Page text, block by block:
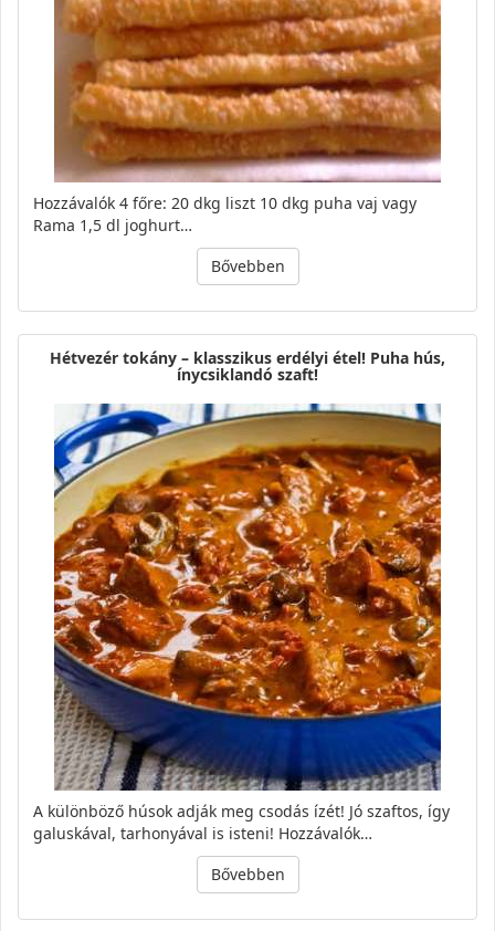
Hozzávalók 4 főre: 20 dkg liszt 10 dkg puha vaj vagy
Rama 1,5 dl joghurt…
Bővebben
Hétvezér tokány – klasszikus erdélyi étel! Puha hús,
ínycsiklandó szaft!
A különböző húsok adják meg csodás ízét! Jó szaftos, így
galuskával, tarhonyával is isteni! Hozzávalók…
Bővebben